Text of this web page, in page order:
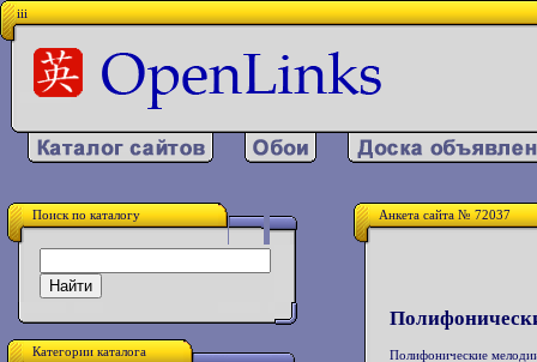
iii
Поиск по каталогу
Категории каталога
Анкета сайта № 72037
Полифонические